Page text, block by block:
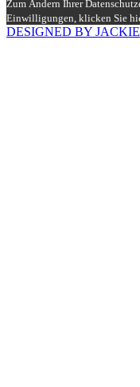
Zum Ändern Ihrer
Einwilligungen, klicken Sie
DESIGNED BY